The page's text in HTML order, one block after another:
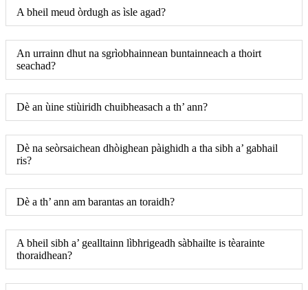
A bheil meud òrdugh as ìsle agad?
An urrainn dhut na sgrìobhainnean buntainneach a thoirt
seachad?
Dè an ùine stiùiridh chuibheasach a th’ ann?
Dè na seòrsaichean dhòighean pàighidh a tha sibh a’ gabhail
ris?
Dè a th’ ann am barantas an toraidh?
A bheil sibh a’ gealltainn lìbhrigeadh sàbhailte is tèarainte
thoraidhean?